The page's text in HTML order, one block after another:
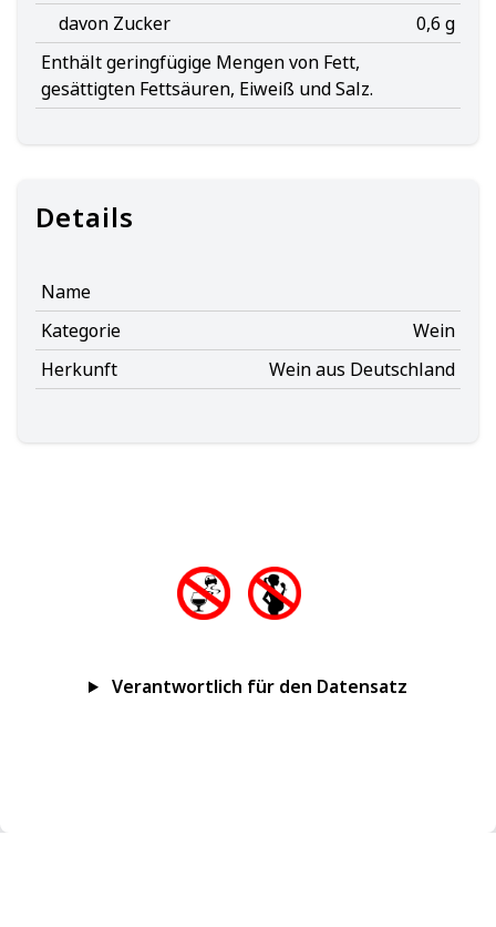
davon Zucker
0,6 g
Enthält geringfügige Mengen von Fett,
gesättigten Fettsäuren, Eiweiß und Salz.
Details
Name
Kategorie
Wein
Herkunft
Wein aus Deutschland
Verantwortlich für den Datensatz